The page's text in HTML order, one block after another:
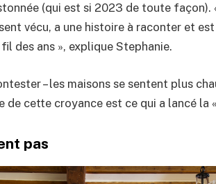
(qui est si 2023 de toute façon).
vécu, a une histoire à raconter et
des ans », explique Stephanie.
– les maisons se sentent plus
de cette croyance est ce qui a lancé la
pas